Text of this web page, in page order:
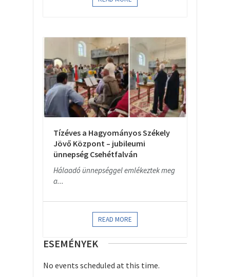
Tízéves a Hagyományos Székely
Jövő Központ – jubileumi
ünnepség Csehétfalván
Hálaadó ünnepséggel emlékeztek meg
a...
READ MORE
ESEMÉNYEK
No events scheduled at this time.